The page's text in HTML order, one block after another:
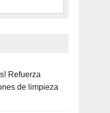
Refuerza
de limpieza